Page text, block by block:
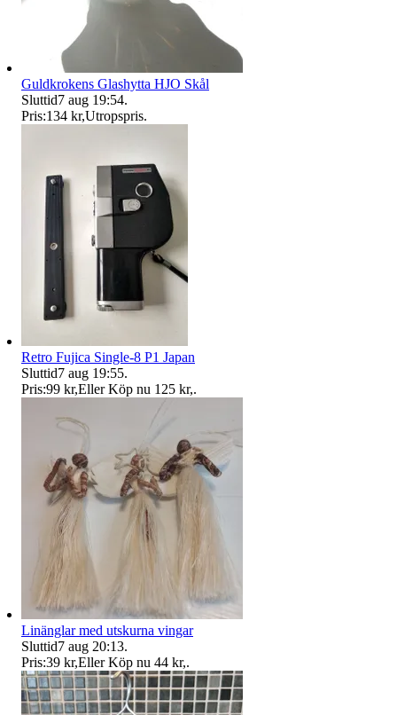
Guldkrokens Glashytta HJO Skål
Sluttid7 aug 19:54.
Pris:134 kr,Utropspris.
Retro Fujica Single-8 P1 Japan
Sluttid7 aug 19:55.
Pris:99 kr,Eller Köp nu 125 kr,.
Linänglar med utskurna vingar
Sluttid7 aug 20:13.
Pris:39 kr,Eller Köp nu 44 kr,.